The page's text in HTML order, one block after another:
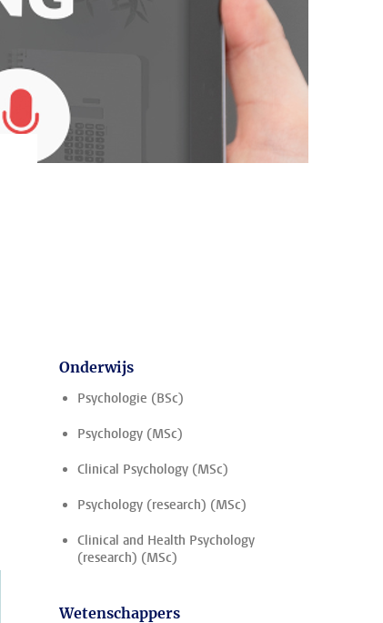
Onderwijs
Psychologie (BSc)
Psychology (MSc)
Clinical Psychology (MSc)
Psychology (research) (MSc)
Clinical and Health Psychology
(research) (MSc)
Wetenschappers